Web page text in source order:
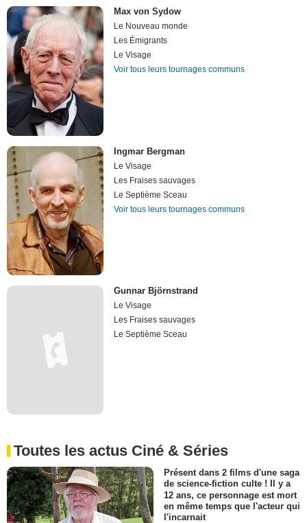
Max von Sydow
Le Nouveau monde
Les Émigrants
Le Visage
Voir tous leurs tournages communs
Ingmar Bergman
Le Visage
Les Fraises sauvages
Le Septième Sceau
Voir tous leurs tournages communs
Gunnar Björnstrand
Le Visage
Les Fraises sauvages
Le Septième Sceau
Toutes les actus Ciné & Séries
Présent dans 2 films d'une saga
de science-fiction culte ! Il y a
12 ans, ce personnage est mort
en même temps que l'acteur qui
l'incarnait